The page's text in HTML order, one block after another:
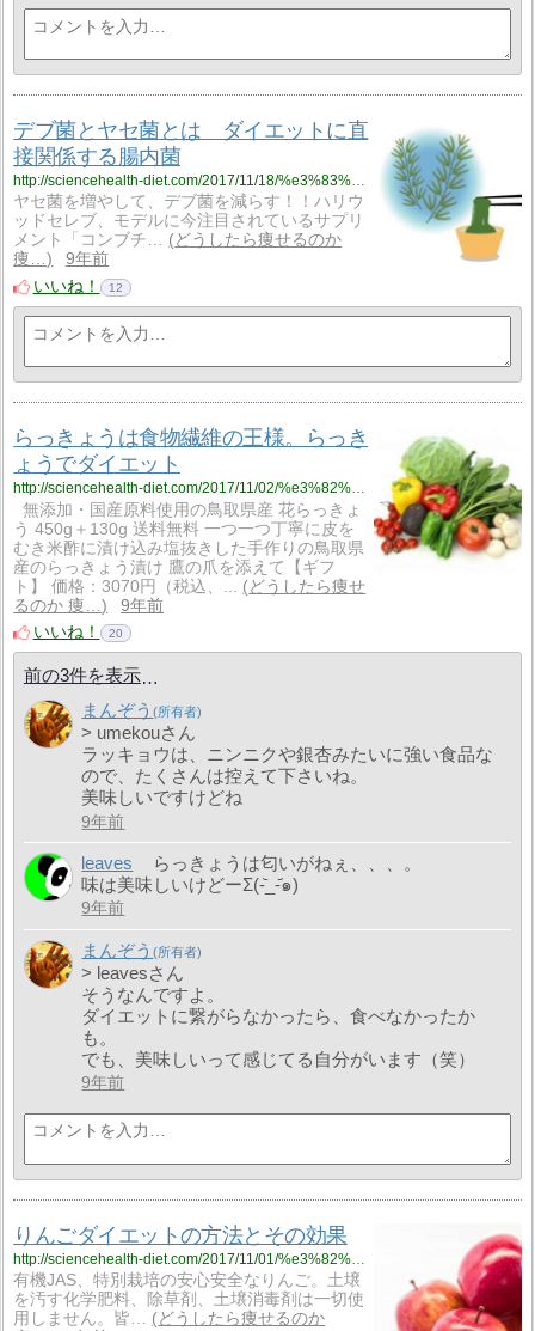
デブ菌とヤセ菌とは ダイエットに直
接関係する腸内菌
http://sciencehealth-diet.com/2017/11/18/%e3%83%87%e3%83%96%e8%8f%8c%e3%81%a8%e3%83%a4%e3%82%bb%e8%8f%8c%e3%81%a8%e3%81%af%e3%80%80%e3%83%80%e3%82%a4%e3%82%a8%e3%83%83%e3%83%88%e3%81%ab%e7%9b%b4%e6%8e%a5%e9%96%a2%e4%bf%82%e3%81%99%e3%82%8b/
ヤセ菌を増やして、デブ菌を減らす！！ハリウ
ッドセレブ、モデルに今注目されているサプリ
メント「コンブチ…
どうしたら痩せるのか
痩…
9年前
いいね！
12
らっきょうは食物繊維の王様。らっき
ょうでダイエット
http://sciencehealth-diet.com/2017/11/02/%e3%82%89%e3%81%a3%e3%81%8d%e3%82%87%e3%81%86%e3%81%af%e9%a3%9f%e7%89%a9%e7%b9%8a%e7%b6%ad%e3%81%ae%e7%8e%8b%e6%a7%98%e3%80%82%e3%82%89%e3%81%a3%e3%81%8d%e3%82%87%e3%81%86%e3%81%a7%e3%83%80%e3%82%a4/
無添加・国産原料使用の鳥取県産 花らっきょ
う 450g＋130g 送料無料 一つ一つ丁寧に皮を
むき米酢に漬け込み塩抜きした手作りの鳥取県
産のらっきょう漬け 鷹の爪を添えて【ギフ
ト】 価格：3070円（税込、...
どうしたら痩せ
るのか 痩…
9年前
いいね！
20
前の3件を表示
まんぞう
> umekouさん
ラッキョウは、ニンニクや銀杏みたいに強い食品な
ので、たくさんは控えて下さいね。
美味しいですけどね
9年前
leaves
らっきょうは匂いがねぇ、、、。
味は美味しいけどーΣ(-᷅_-᷄๑)
9年前
まんぞう
> leavesさん
そうなんですよ。
ダイエットに繋がらなかったら、食べなかったか
も。
でも、美味しいって感じてる自分がいます（笑）
9年前
りんごダイエットの方法とその効果
有機JAS、特別栽培の安心安全なりんご。土壌
を汚す化学肥料、除草剤、土壌消毒剤は一切使
用しません。皆…
どうしたら痩せるのか